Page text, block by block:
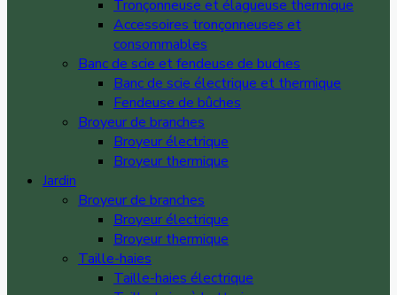
Tronçonneuse et élagueuse thermique
Accessoires tronçonneuses et
consommables
Banc de scie et fendeuse de buches
Banc de scie électrique et thermique
Fendeuse de bûches
Broyeur de branches
Broyeur électrique
Broyeur thermique
Jardin
Broyeur de branches
Broyeur électrique
Broyeur thermique
Taille-haies
Taille-haies électrique